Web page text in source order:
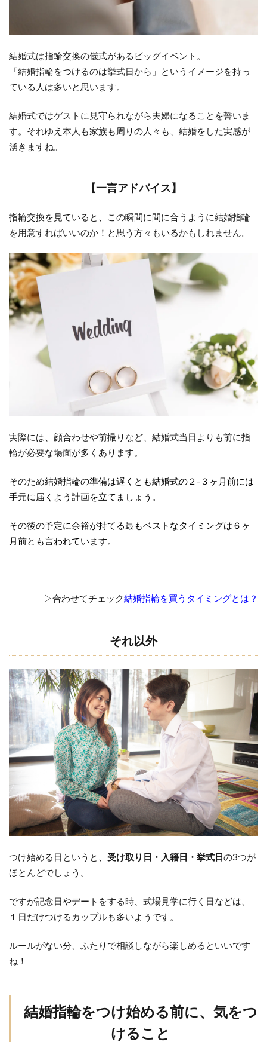
婚
指
が
活
す
る
大
顔合
わせ
4.2
前撮
り・
フォ
トウ
ェデ
ィン
グ
6
輪
見
比
桜
木
イ
ン
タ
ー
へ
結婚式は指輪交換の儀式があるビッグイベント。
「結婚指輪をつけるのは挙式日から」というイメージを持っ
ている人は多いと思います。
結婚式ではゲストに見守られながら夫婦になることを誓いま
す。それゆえ本人も家族も周りの人々も、結婚をした実感が
湧きますね。
【一言アドバイス】
指輪交換を見ていると、この瞬間に間に合うように結婚指輪
を用意すればいいのか！と思う方々もいるかもしれません。
実際には、顔合わせや前撮りなど、結婚式当日よりも前に指
輪が必要な場面が多くあります。
そのため結婚指輪の準備は遅くとも結婚式の２-３ヶ月前には
手元に届くよう計画を立てましょう。
その後の予定に余裕が持てる最もベストなタイミングは ６ヶ
月前とも言われています。
▷合わせてチェック結婚指輪を買うタイミングとは？
それ以外
つけ始める日というと、 受け取り日・入籍日・挙式日の3つが
ほとんどでしょう。
ですが記念日やデートをする時、式場見学に行く日などは、
１日だけつけるカップルも多いようです。
ルールがない分、ふたりで相談しながら楽しめるといいです
ね！
結婚指輪をつけ始める前に、気をつ
けること